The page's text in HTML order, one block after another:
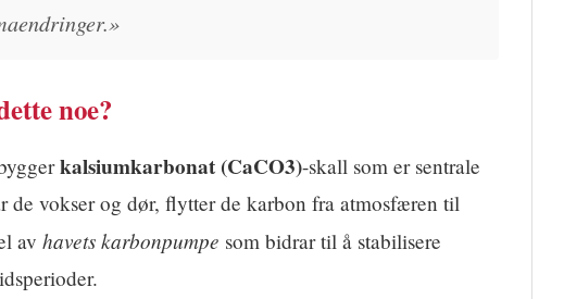
noe?
kalsiumkarbonat (CaCO3)-skall som er sentrale
de vokser og dør, flytter de karbon fra atmosfæren til
av havets karbonpumpe som bidrar til å stabilisere